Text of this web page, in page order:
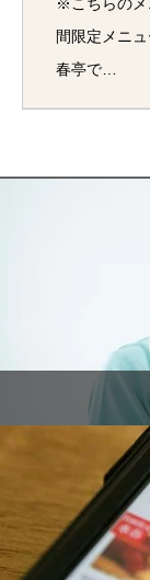
間限定メニ
春亭で…